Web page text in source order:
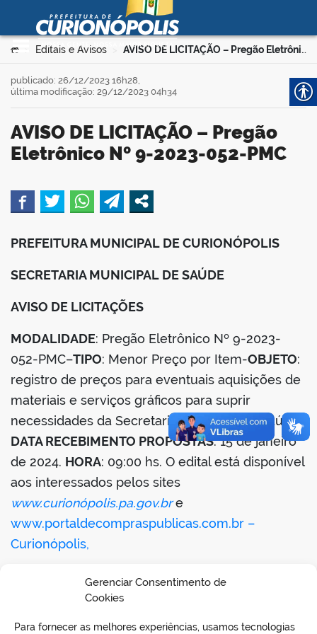
Gerenciar Consentimento de
Cookies
Para fornecer as melhores experiências, usamos tecnologias
Ir para o conteúdo
Prefeitura Municipal de
Curionópolis
portal
Você está aqui:
Editais e Avisos > AVISO DE LICITAÇÃO – Pregão Eletrônico Nº 9-2023-052-PMC
AVISO DE LICITAÇÃO – Pregão
Eletrônico Nº 9-2023-052-PMC
publicado: 26/12/2023 16h28,
última modificação: 29/12/2023 04h34
PREFEITURA MUNICIPAL DE CURIONÓPOLIS
SECRETARIA MUNICIPAL DE SAÚDE
AVISO DE LICITAÇÕES
MODALIDADE: Pregão Eletrônico Nº 9-2023-
052-PMC–TIPO: Menor Preço por Item-OBJETO:
registro de preços para eventuais aquisições de
materiais e serviços gráficos para suprir
necessidades da Secretaria Municipal de Saúde-
DATA RECEBIMENTO PROPOSTAS: 15 de janeiro
de 2024. HORA: 09:00 hs. O edital está disponível
aos interessados pelos sites
www.curionópolis.pa.gov.bre
www.portaldecompraspublicas.com.br –
Curionópolis,
26 de dezembro de 2023 – Simone Rodrigues
Dezidero – Pregoeira.